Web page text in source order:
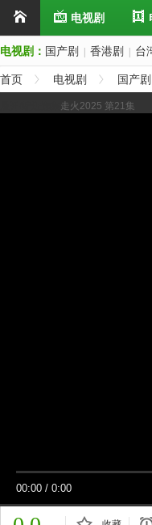
电视剧
电视剧： 国产剧 香港剧 台
首页 电视剧 国产剧
走火2025 第21集
00:00 / 0:00